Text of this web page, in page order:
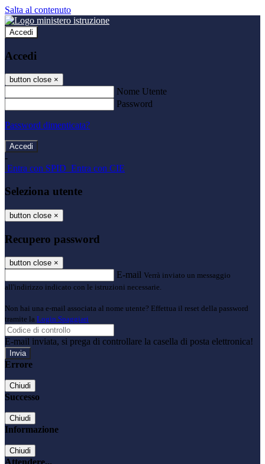
Salta al contenuto
Accedi
Accedi
button close ×
Nome Utente
Password
Password dimenticata?
-
Entra con SPID Entra con CIE
Seleziona utente
button close ×
Recupero password
button close ×
E-mail Verrà inviato un messaggio
all'indirizzo indicato con le istruzioni necessarie.
Non hai una e-mail associata al nome utente? Effettua il reset della password
tramite la Login Spaggiari
E-mail inviata, si prega di controllare la casella di posta elettronica!
Errore
Chiudi
Successo
Chiudi
Informazione
Chiudi